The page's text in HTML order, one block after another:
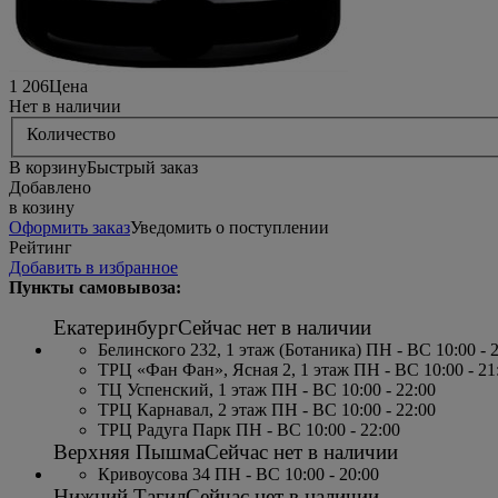
1 206Цена
Нет в наличии
Количество
В корзинуБыстрый заказ
Добавлено
в козину
Оформить заказУведомить о поступлении
Рейтинг
Добавить в избранное
Пункты самовывоза:
ЕкатеринбургСейчас нет в наличии
Белинского 232, 1 этаж (Ботаника) ПН - ВС 10:00 -
ТРЦ «Фан Фан», Ясная 2, 1 этаж ПН - ВС 10:00 -
ТЦ Успенский, 1 этаж ПН - ВС 10:00 - 22:00
ТРЦ Карнавал, 2 этаж ПН - ВС 10:00 - 22:00
ТРЦ Радуга Парк ПН - ВС 10:00 - 22:00
Верхняя ПышмаСейчас нет в наличии
Кривоусова 34 ПН - ВС 10:00 - 20:00